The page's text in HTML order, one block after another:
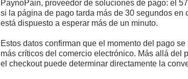
PaynoPain, proveedor de soluciones de pago: el
si la página de pago tarda más de 30 segundos en
está dispuesto a esperar más de un minuto.
Estos datos confirman que el momento del pago
más críticos del comercio electrónico. Más allá del
el checkout puede determinar directamente la